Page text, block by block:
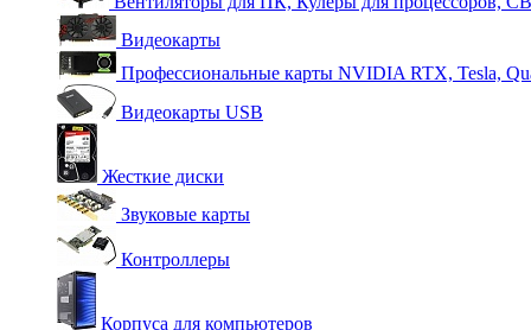
Видеокарты
Профессиональные карты NVIDIA RTX, Tesla,
Видеокарты USB
Жесткие диски
Звуковые карты
Контроллеры
Корпуса для компьютеров